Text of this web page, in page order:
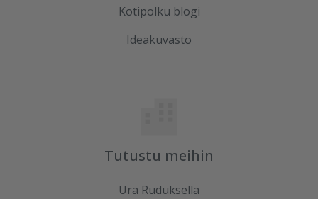
Kotipolku blogi
Ideakuvasto
Tutustu meihin
Ura Ruduksella